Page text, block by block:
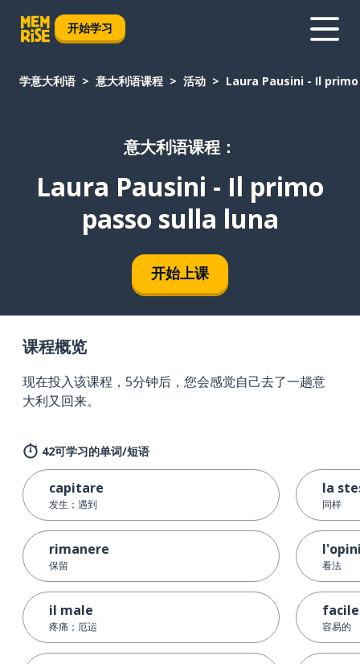
开始学习
学意大利语 意大利语课程 活动 Laura Pausini - Il
意大利语课程：
Laura Pausini - Il primo
passo sulla luna
开始上课
课程概览
现在投入该课程，5分钟后，您会感觉自己去了一趟意
大利又回来。
42可学习的单词/短语
capitare
发生；遇到
rimanere
保留
il male
疼痛；厄运
la
同样
看法
facile
容易的